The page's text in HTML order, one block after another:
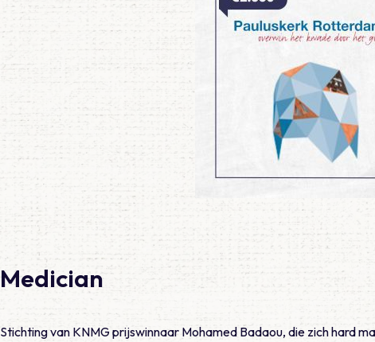
Medician
Stichting van KNMG prijswinnaar Mohamed Badaou, die zich hard